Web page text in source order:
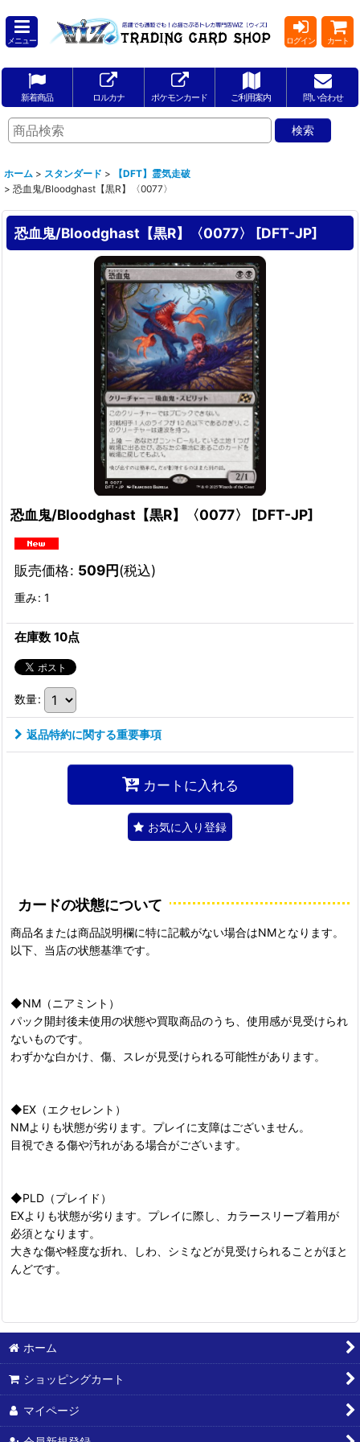
メニュー ログイン カート
新着商品 ロルカナ ポケモンカード ご利用案内 問い合わせ
ホーム > スタンダード >
【DFT】霊気走破
> 恐血鬼/Bloodghast【黒R】〈0077〉
恐血鬼/Bloodghast【黒R】〈0077〉 [DFT-JP]
恐血鬼/Bloodghast【黒R】〈0077〉 [DFT-JP]
販売価格: 509円(税込)
重み: 1
在庫数 10点
数量:
返品特約に関する重要事項
カートに入れる
お気に入り登録
カードの状態について
商品名または商品説明欄に特に記載がない場合はNMとなります。
以下、当店の状態基準です。
◆NM（ニアミント）
パック開封後未使用の状態や買取商品のうち、使用感が見受けられ
ないものです。
わずかな白かけ、傷、スレが見受けられる可能性があります。
◆EX（エクセレント）
NMよりも状態が劣ります。プレイに支障はございません。
目視できる傷や汚れがある場合がございます。
◆PLD（プレイド）
EXよりも状態が劣ります。プレイに際し、カラースリーブ着用が
必須となります。
大きな傷や軽度な折れ、しわ、シミなどが見受けられることがほと
んどです。
ホーム
ショッピングカート
マイページ